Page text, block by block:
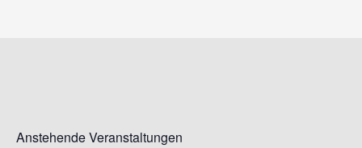
Anstehende Veranstaltungen